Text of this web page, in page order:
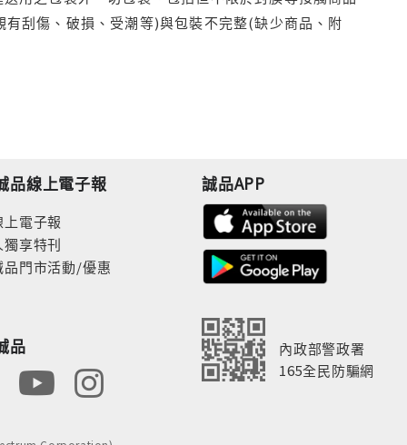
刮傷、破損、受潮等)與包裝不完整(缺少商品、附
品線上電子報
電子報
享特刊
品門市活動/優惠
品
誠品APP
內政部警政署
165全民防騙網